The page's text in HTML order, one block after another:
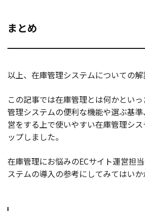
まとめ
以上、在庫管理システムについての解
この記事では在庫管理とは何かとい
管理システムの便利な機能や選ぶ基
営をする上で使いやすい在庫管理シ
ップしました。
在庫管理にお悩みのECサイト運営担
ステムの導入の参考にしてみてはいか